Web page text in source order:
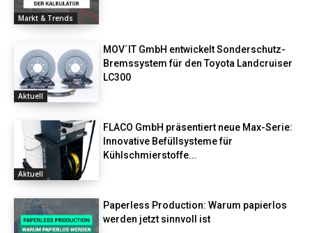
Markt & Trends
Aktuell
MOV´IT GmbH entwickelt Sonderschutz-
Bremssystem für den Toyota Landcruiser
LC300
Aktuell
FLACO GmbH präsentiert neue Max-Serie:
Innovative Befüllsysteme für
Kühlschmierstoffe...
Paperless Production: Warum papierlos
werden jetzt sinnvoll ist